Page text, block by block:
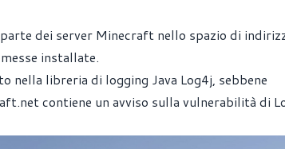
dei server Minecraft nello spazio di
installate.
nella libreria di logging Java Log4j, sebbene
contiene un avviso sulla vulnerabilità di